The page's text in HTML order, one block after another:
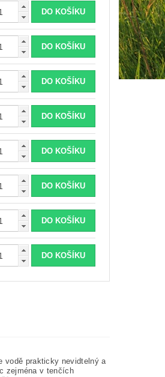
vodě prakticky nevidtelný a
zejména v tenčích